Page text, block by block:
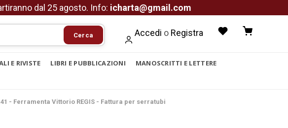
dal 25 agosto. Info: icharta@gmail.com
Cerca Accedi o Registra
E RIVISTE LIBRI E PUBBLICAZIONI
MANOSCRITTI E LETTERE
41 - Ferramenta Vittorio REGIS - Fattura per serratubi